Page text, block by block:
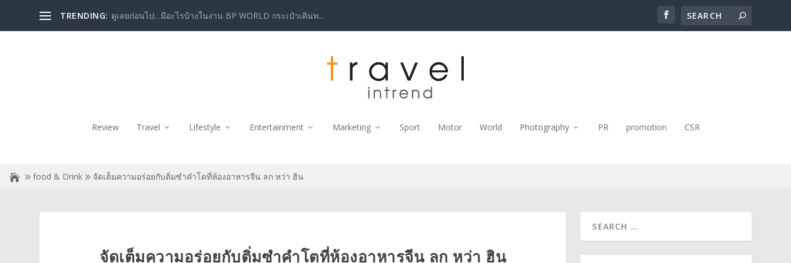
TRENDING: ดูเลยก่อนไป…มีอะไรบ้างในงาน BP WORLD กระเป๋าเดินท...
Review Travel Lifestyle Entertainment Marketing Sport Motor World Photography PR promotion CSR
food & Drink จัดเต็มความอร่อยกับติ่มซำคำโตที่ห้องอาหารจีน ลก หว่า ฮิน
จัดเต็มความอร่อยกับติ่มซำคำโตที่ห้องอาหารจีน ลก หว่า ฮิน